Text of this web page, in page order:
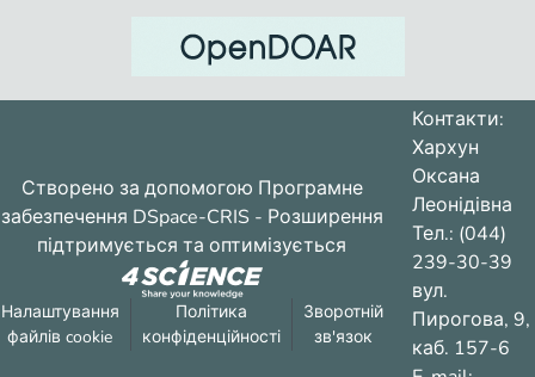
Створено за допомогою Програмне
забезпечення DSpace-CRIS - Розширення
підтримується та оптимізується
Налаштування
файлів cookie
Політика
конфіденційності
Зворотній
зв'язок
Контакти:
Хархун
Оксана
Леонідівна
Тел.: (044)
239-30-39
вул.
Пирогова, 9,
каб. 157-6